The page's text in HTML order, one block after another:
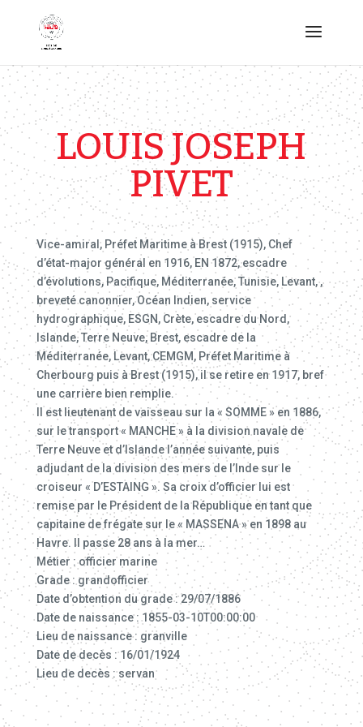
LOUIS JOSEPH
PIVET
Vice-amiral, Préfet Maritime à Brest (1915), Chef
d’état-major général en 1916, EN 1872, escadre
d’évolutions, Pacifique, Méditerranée, Tunisie, Levant, ,
breveté canonnier, Océan Indien, service
hydrographique, ESGN, Crète, escadre du Nord,
Islande, Terre Neuve, Brest, escadre de la
Méditerranée, Levant, CEMGM, Préfet Maritime à
Cherbourg puis à Brest (1915), il se retire en 1917, bref
une carrière bien remplie.
Il est lieutenant de vaisseau sur la « SOMME » en 1886,
sur le transport « MANCHE » à la division navale de
Terre Neuve et d’Islande l’année suivante, puis
adjudant de la division des mers de l’Inde sur le
croiseur « D’ESTAING ». Sa croix d’officier lui est
remise par le Président de la République en tant que
capitaine de frégate sur le « MASSENA » en 1898 au
Havre. Il passe 28 ans à la mer…
Métier : officier marine
Grade : grandofficier
Date d’obtention du grade : 29/07/1886
Date de naissance : 1855-03-10T00:00:00
Lieu de naissance : granville
Date de decès : 16/01/1924
Lieu de decès : servan